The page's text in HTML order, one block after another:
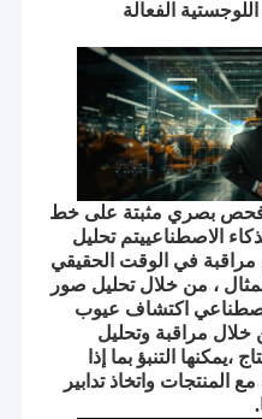
الفعالة
فحص بصري مثبتة على خط
الاصطناعييتم تحليل
مراقبة في الوقت الحقيقي
، من خلال تحليل صور
اكتشاف عيوب
مراقبة وتحليل
،يمكنها التنبؤ بما إذا
واتخاذ تدابير